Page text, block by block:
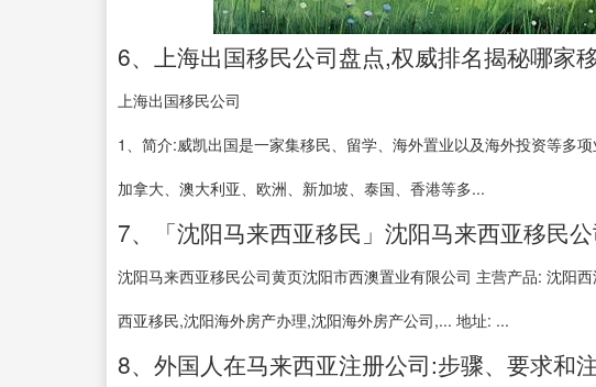
6、上海出国移民公司盘点,权威排名揭秘哪家
上海出国移民公司
1、简介:威凯出国是一家集移民、留学、海外置业以及海外投资等多
加拿大、澳大利亚、欧洲、新加坡、泰国、香港等多...
7、「沈阳马来西亚移民」沈阳马来西亚移民
沈阳马来西亚移民公司黄页沈阳市西澳置业有限公司 主营产品: 沈阳
西亚移民,沈阳海外房产办理,沈阳海外房产公司,... 地址: ...
8、外国人在马来西亚注册公司:步骤、要求和